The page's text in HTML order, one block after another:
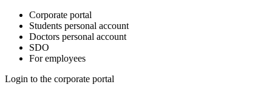
Corporate portal
Students personal account
Doctors personal account
SDO
For employees
Login to the corporate portal